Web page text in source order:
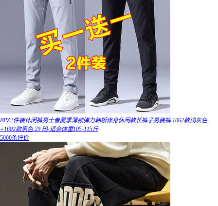
BPZ2件装休闲裤男士春夏季薄款弹力韩版修身休闲款长裤子男装裤 1062款浅灰色
+1602款黑色 29 码-适合体重105-115斤
5000条评价